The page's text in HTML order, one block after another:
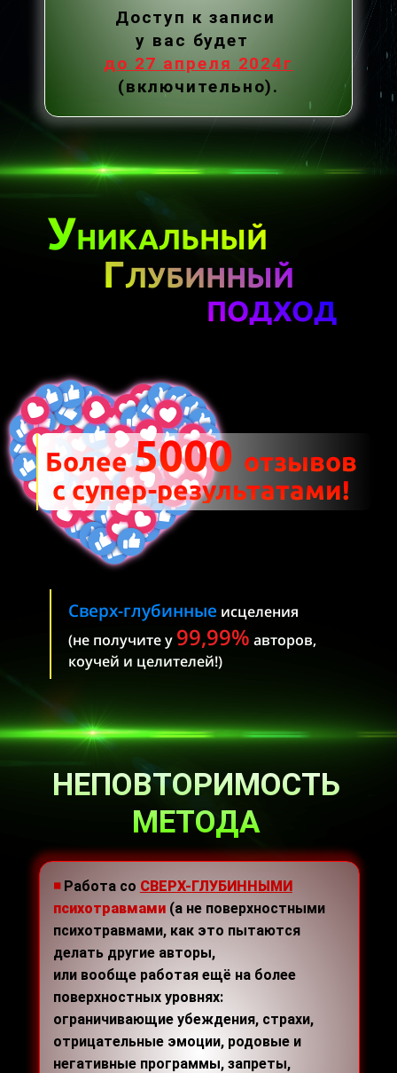
Доступ к записи
у вас будет
до 27 апреля 2024г
(включительно).
УНИКАЛЬНЫЙ
ГЛУБИННЫЙ
ПОДХОД
Более5000 отзывов
с супер-результатами!
Сверх-глубинные исцеления
(не получите у 99,99% авторов,
коучей и целителей!)
НЕПОВТОРИМОСТЬ
МЕТОДА
◾ Работа со СВЕРХ-ГЛУБИННЫМИ
психотравмами (а не поверхностными
психотравмами, как это пытаются
делать другие авторы,
или вообще работая ещё на более
поверхностных уровнях:
ограничивающие убеждения, страхи,
отрицательные эмоции, родовые и
негативные программы, запреты,